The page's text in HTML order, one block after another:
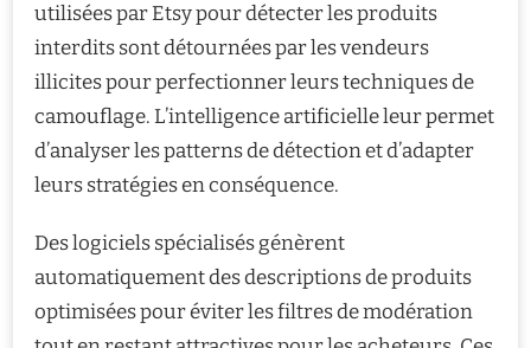
utilisées par Etsy pour détecter les produits
interdits sont détournées par les vendeurs
illicites pour perfectionner leurs techniques de
camouflage. L’intelligence artificielle leur permet
d’analyser les patterns de détection et d’adapter
leurs stratégies en conséquence.
Des logiciels spécialisés génèrent
automatiquement des descriptions de produits
optimisées pour éviter les filtres de modération